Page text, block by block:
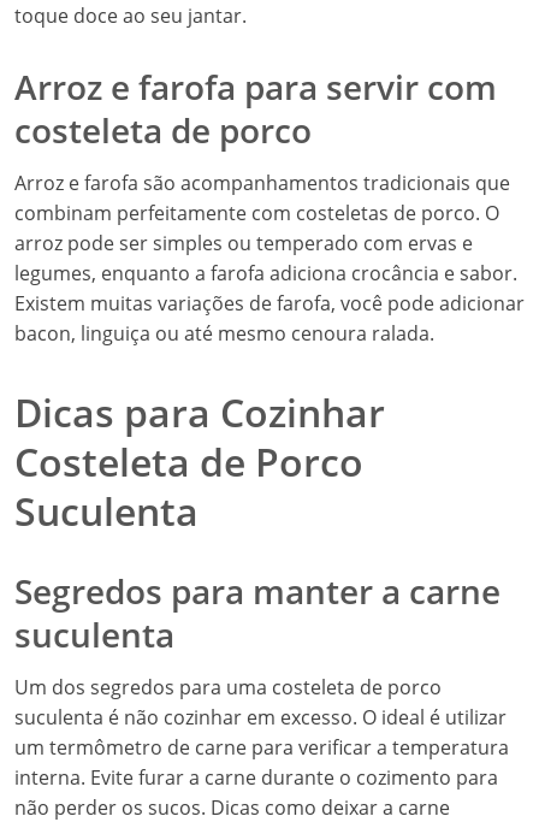
toque doce ao seu jantar.
Arroz e farofa para servir com
costeleta de porco
Arroz e farofa são acompanhamentos tradicionais que
combinam perfeitamente com costeletas de porco. O
arroz pode ser simples ou temperado com ervas e
legumes, enquanto a farofa adiciona crocância e sabor.
Existem muitas variações de farofa, você pode adicionar
bacon, linguiça ou até mesmo cenoura ralada.
Dicas para Cozinhar
Costeleta de Porco
Suculenta
Segredos para manter a carne
suculenta
Um dos segredos para uma costeleta de porco
suculenta é não cozinhar em excesso. O ideal é utilizar
um termômetro de carne para verificar a temperatura
interna. Evite furar a carne durante o cozimento para
não perder os sucos. Dicas como deixar a carne